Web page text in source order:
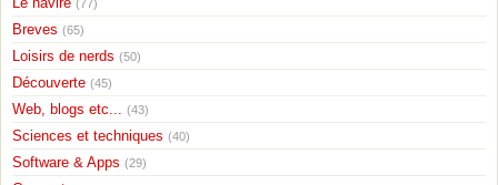
(77)
Breves (65)
Loisirs de nerds (50)
Découverte (45)
Web, blogs etc... (43)
Sciences et techniques (40)
Software & Apps (29)